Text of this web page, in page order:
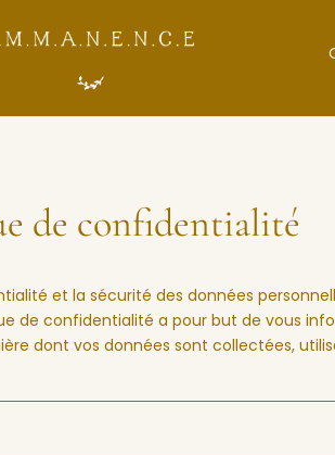
de confidentialité
et la sécurité des données
de confidentialité a pour but de vous
dont vos données sont collectées,